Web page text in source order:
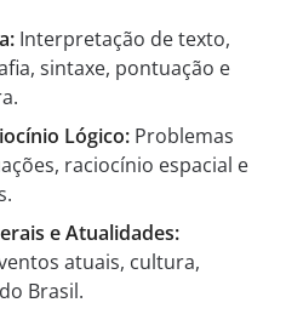
Interpretação de texto,
sintaxe, pontuação e
Lógico: Problemas
raciocínio espacial e
e Atualidades:
atuais, cultura,
Brasil.